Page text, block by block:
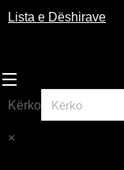
Lista e Dëshirave
Kërko
×